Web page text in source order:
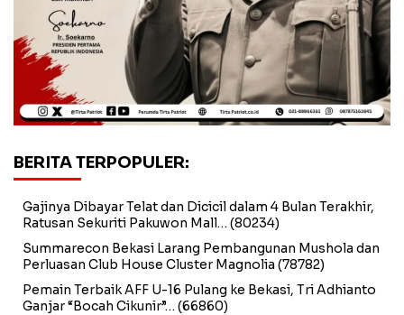
BERITA TERPOPULER:
Gajinya Dibayar Telat dan Dicicil dalam 4 Bulan Terakhir,
Ratusan Sekuriti Pakuwon Mall… (80234)
Summarecon Bekasi Larang Pembangunan Mushola dan
Perluasan Club House Cluster Magnolia (78782)
Pemain Terbaik AFF U-16 Pulang ke Bekasi, Tri Adhianto
Ganjar “Bocah Cikunir”… (66860)